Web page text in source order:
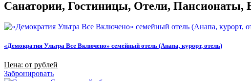
Санатории, Гостиницы, Отели, Пансионаты,
«Демократия Ультра Все Включено» семейный отель (Анапа, курорт, отель)
Цена: от рублей
Забронировать